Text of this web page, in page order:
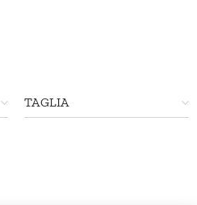
TAGLIA